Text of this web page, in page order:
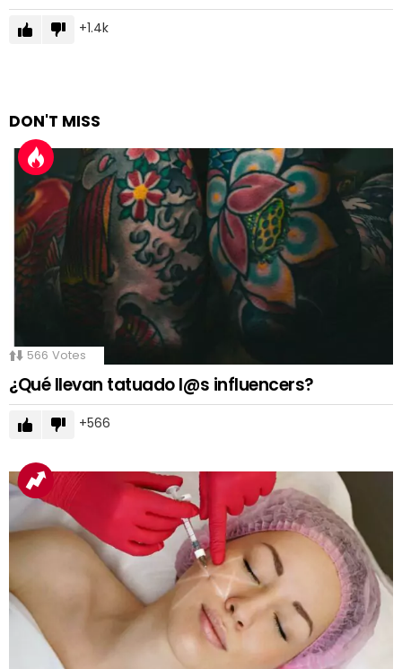
1.4k
DON'T MISS
566 Votes
¿Qué llevan tatuado l@s influencers?
566